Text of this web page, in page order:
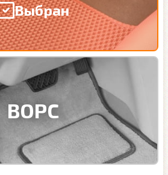
Выбран
ВОРС